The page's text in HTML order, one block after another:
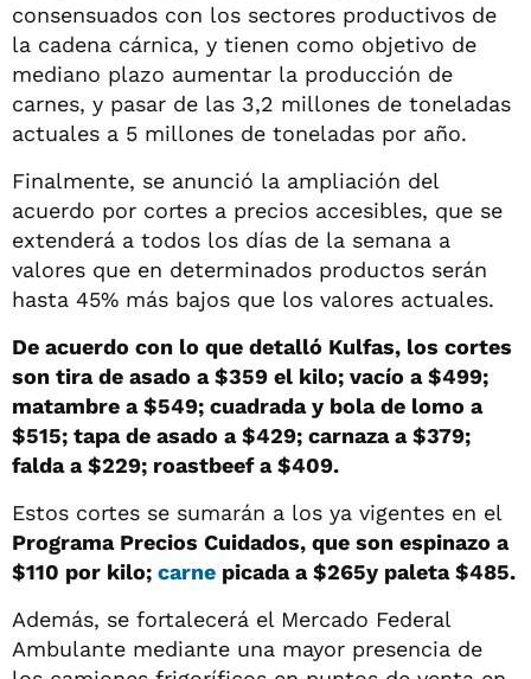
consensuados con los sectores productivos de
la cadena cárnica, y tienen como objetivo de
mediano plazo aumentar la producción de
carnes, y pasar de las 3,2 millones de toneladas
actuales a 5 millones de toneladas por año.
Finalmente, se anunció la ampliación del
acuerdo por cortes a precios accesibles, que se
extenderá a todos los días de la semana a
valores que en determinados productos serán
hasta 45% más bajos que los valores actuales.
De acuerdo con lo que detalló Kulfas, los cortes
son tira de asado a $359 el kilo; vacío a $499;
matambre a $549; cuadrada y bola de lomo a
$515; tapa de asado a $429; carnaza a $379;
falda a $229; roastbeef a $409.
Estos cortes se sumarán a los ya vigentes en el
Programa Precios Cuidados, que son espinazo a
$110 por kilo; carne picada a $265y paleta $485.
Además, se fortalecerá el Mercado Federal
Ambulante mediante una mayor presencia de